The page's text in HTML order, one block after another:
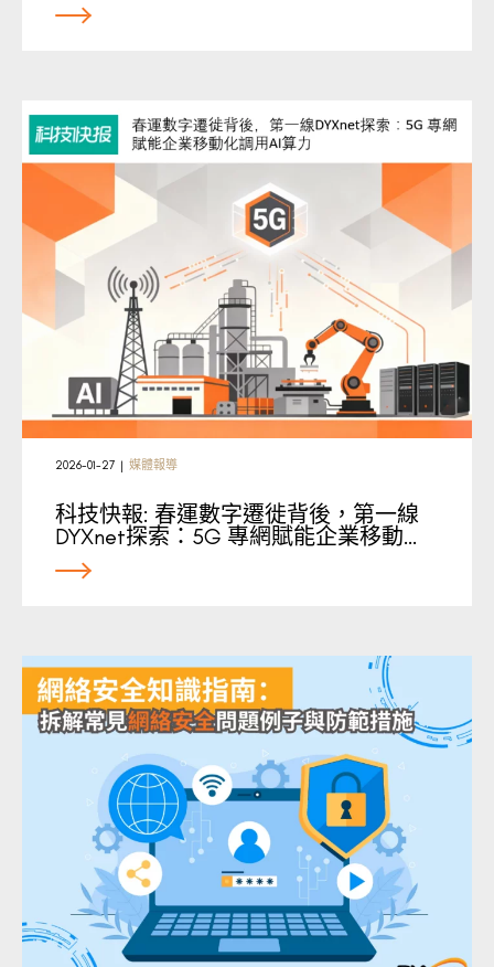
2026-01-27 | 媒體報導
科技快報: 春運數字遷徙背後，第一線
DYXnet探索：5G 專網賦能企業移動…